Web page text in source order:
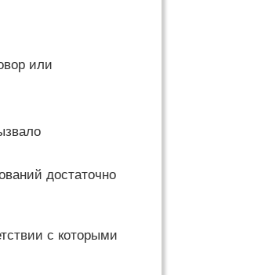
или
достаточно
с которыми